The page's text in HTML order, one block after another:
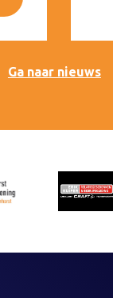
Ga naar nieuws